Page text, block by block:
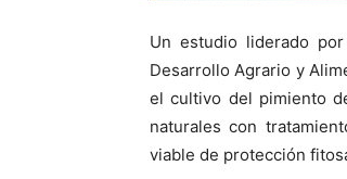
Un estudio liderado
Desarrollo Agrario y
el cultivo del pimiento
naturales con
viable de protección